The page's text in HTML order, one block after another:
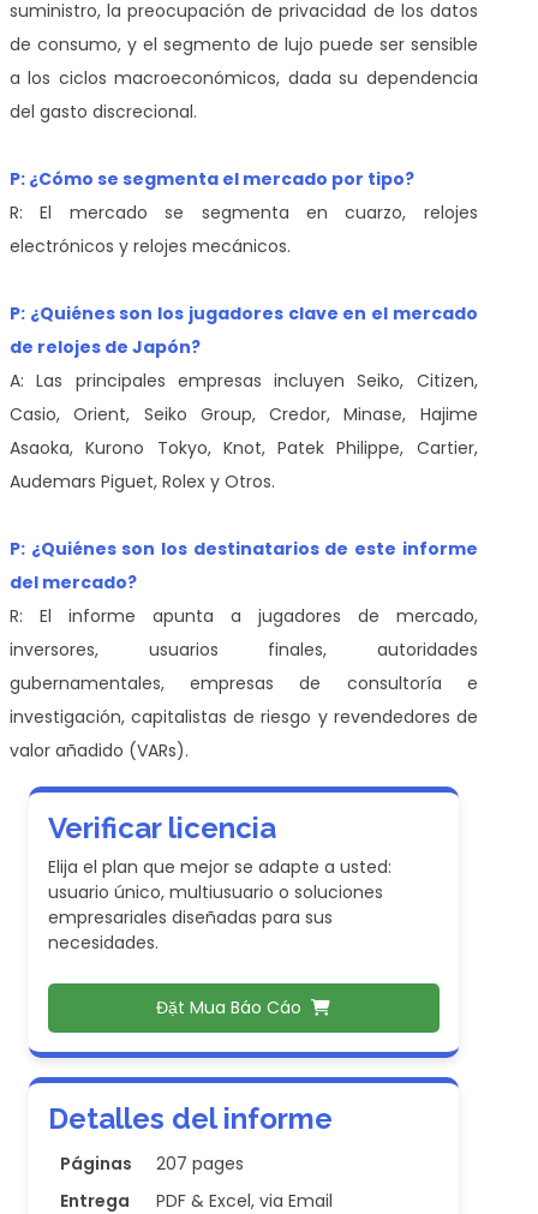
suministro, la preocupación de privacidad de los datos
de consumo, y el segmento de lujo puede ser sensible
a los ciclos macroeconómicos, dada su dependencia
del gasto discrecional.
P: ¿Cómo se segmenta el mercado por tipo?
R: El mercado se segmenta en cuarzo, relojes
electrónicos y relojes mecánicos.
P: ¿Quiénes son los jugadores clave en el mercado
de relojes de Japón?
A: Las principales empresas incluyen Seiko, Citizen,
Casio, Orient, Seiko Group, Credor, Minase, Hajime
Asaoka, Kurono Tokyo, Knot, Patek Philippe, Cartier,
Audemars Piguet, Rolex y Otros.
P: ¿Quiénes son los destinatarios de este informe
del mercado?
R: El informe apunta a jugadores de mercado,
inversores, usuarios finales, autoridades
gubernamentales, empresas de consultoría e
investigación, capitalistas de riesgo y revendedores de
valor añadido (VARs).
Verificar licencia
Elija el plan que mejor se adapte a usted:
usuario único, multiusuario o soluciones
empresariales diseñadas para sus
necesidades.
Đặt Mua Báo Cáo
Detalles del informe
Páginas
207 pages
Entrega
PDF & Excel, via Email